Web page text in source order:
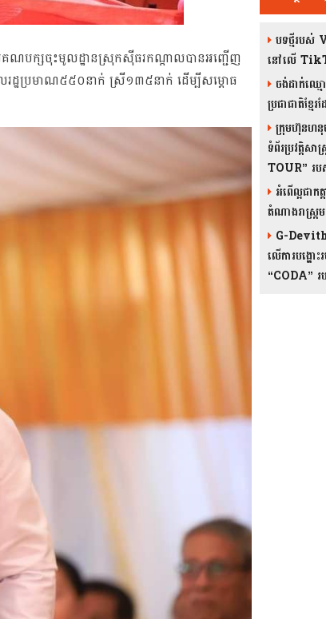
រគណបក្សចុះមូលដ្ឋានស្រុកសុីធរកណ្តាលបានអញ្ជើញ
ដ្ឋប្រមាណ៥៥០នាក់ ស្រី១៣៥នាក់ ដើម្បីសម្ភោធ
បទថ្មីរបស់
នៅលើ
ចង់ដាក់ឈ្ម
ប្រជាជាតិខ្មែរ
ក្រុមហ៊ុនហនុ
ទំព័រប្រវត្តិសា
TOUR” រប
អំពើល្អជាក
តំណាងរាស្ត្រម
G-Devith
លើការបង្ហោ
“CODA”